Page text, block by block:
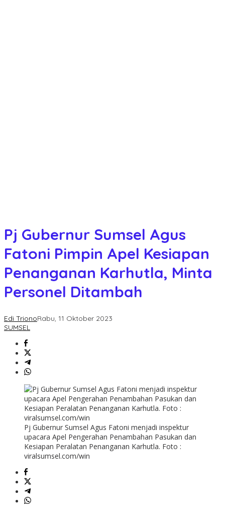
Pj Gubernur Sumsel Agus
Fatoni Pimpin Apel Kesiapan
Penanganan Karhutla, Minta
Personel Ditambah
Edi TrionoRabu, 11 Oktober 2023
SUMSEL
Pj Gubernur Sumsel Agus Fatoni menjadi inspektur
upacara Apel Pengerahan Penambahan Pasukan dan
Kesiapan Peralatan Penanganan Karhutla. Foto :
viralsumsel.com/win